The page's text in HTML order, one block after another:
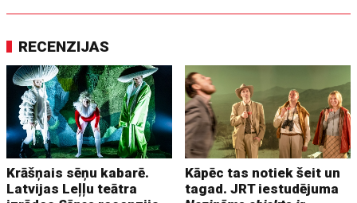
RECENZIJAS
Krāšņais sēņu kabarē.
Latvijas Leļļu teātra
Kāpēc tas notiek šeit un
tagad. JRT iestudējuma